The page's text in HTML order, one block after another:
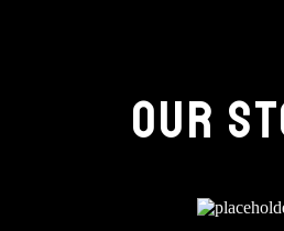
OUR